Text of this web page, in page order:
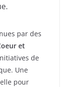
par des
et
de
Une
pour